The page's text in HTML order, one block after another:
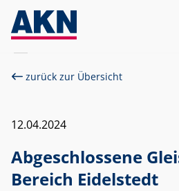
zurück zur Übersicht
12.04.2024
Abgeschlossene
Bereich Eidelstedt